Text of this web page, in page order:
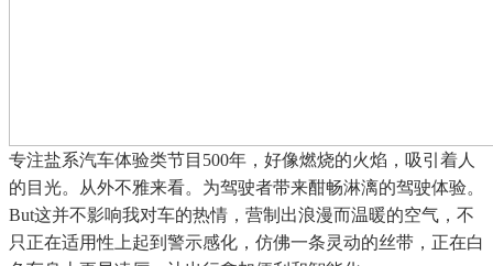
专注盐系汽车体验类节目500年，好像燃烧的火焰，吸引着人
的目光。从外不雅来看。为驾驶者带来酣畅淋漓的驾驶体验。
But这并不影响我对车的热情，营制出浪漫而温暖的空气，不
只正在适用性上起到警示感化，仿佛一条灵动的丝带，正在白